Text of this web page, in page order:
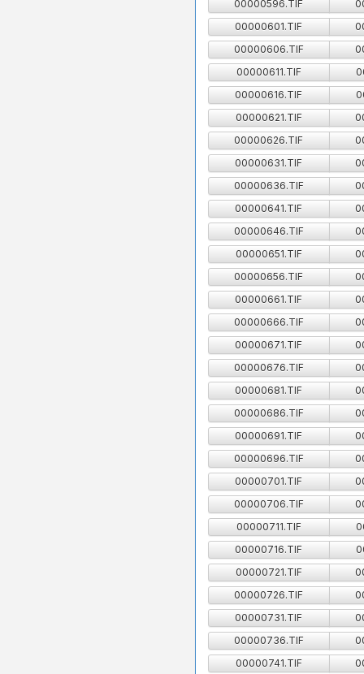
00000596.TIF
00000601.TIF
00000606.TIF
00000611.TIF
00000616.TIF
00000621.TIF
00000626.TIF
00000631.TIF
00000636.TIF
00000641.TIF
00000646.TIF
00000651.TIF
00000656.TIF
00000661.TIF
00000666.TIF
00000671.TIF
00000676.TIF
00000681.TIF
00000686.TIF
00000691.TIF
00000696.TIF
00000701.TIF
00000706.TIF
00000711.TIF
00000716.TIF
00000721.TIF
00000726.TIF
00000731.TIF
00000736.TIF
00000741.TIF